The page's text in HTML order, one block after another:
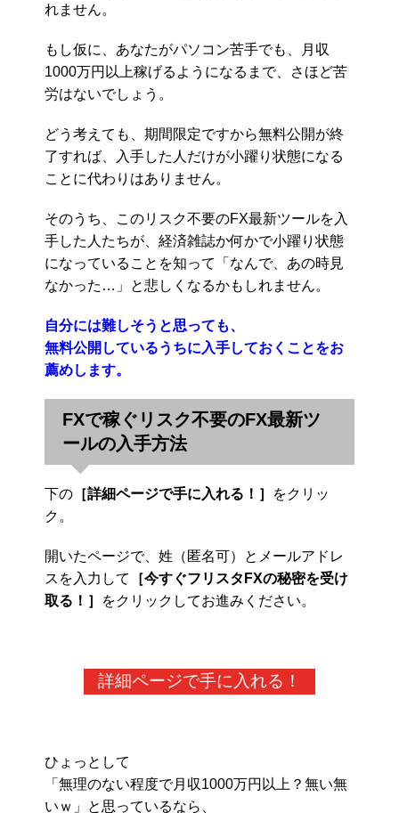
れません。
もし仮に、あなたがパソコン苦手でも、月収
1000万円以上稼げるようになるまで、さほど苦
労はないでしょう。
どう考えても、期間限定ですから無料公開が終
了すれば、入手した人だけが小躍り状態になる
ことに代わりはありません。
そのうち、このリスク不要のFX最新ツールを入
手した人たちが、経済雑誌か何かで小躍り状態
になっていることを知って「なんで、あの時見
なかった…」と悲しくなるかもしれません。
自分には難しそうと思っても、
無料公開しているうちに入手しておくことをお
薦めします。
FXで稼ぐリスク不要のFX最新ツ
ールの入手方法
下の ［詳細ページで手に入れる！］
をクリッ
ク。
開いたページで、姓（匿名可）とメールアドレ
スを入力して
［今すぐフリスタFXの秘密を受け
取る！］
をクリックしてお進みください。
詳細ページで手に入れる！
ひょっとして
「無理のない程度で月収1000万円以上？無い無
いｗ」と思っているなら、